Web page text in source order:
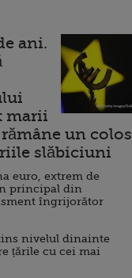
ani.
marii
un colos
slăbiciuni
euro, extrem de
principal din
îngrijorător
nivelul dinainte
țările cu cei mai